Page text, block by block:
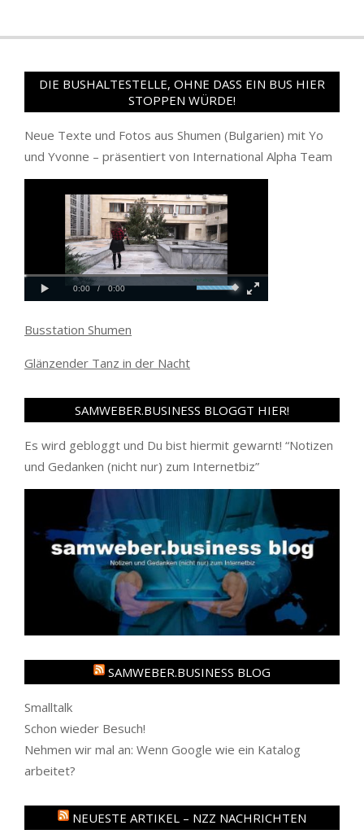
DIE BUSHALTESTELLE, OHNE DASS EIN BUS HIER
STOPPEN WÜRDE!
Neue Texte und Fotos aus Shumen (Bulgarien) mit Yo
und Yvonne – präsentiert von International Alpha Team
Busstation Shumen
Glänzender Tanz in der Nacht
SAMWEBER.BUSINESS BLOGGT HIER!
Es wird gebloggt und Du bist hiermit gewarnt! “Notizen
und Gedanken (nicht nur) zum Internetbiz”
SAMWEBER.BUSINESS BLOG
Smalltalk
Schon wieder Besuch!
Nehmen wir mal an: Wenn Google wie ein Katalog
arbeitet?
NEUESTE ARTIKEL – NZZ NACHRICHTEN